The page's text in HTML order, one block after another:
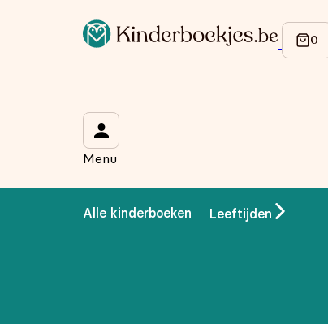
Menu
Alle kinderboeken Leeftijden
Op de hoogte blijven van onze acties?
Wat is je voornaam?